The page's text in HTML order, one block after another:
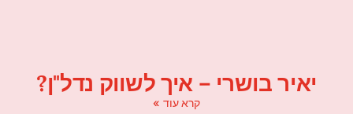
יאיר בושרי – איך לשווק נדל"ן?
קרא עוד »